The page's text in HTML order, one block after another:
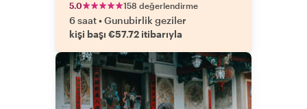
5.0 158 değerlendirme
6 saat•Gunubirlik geziler
kişi başı €57.72 itibarıyla